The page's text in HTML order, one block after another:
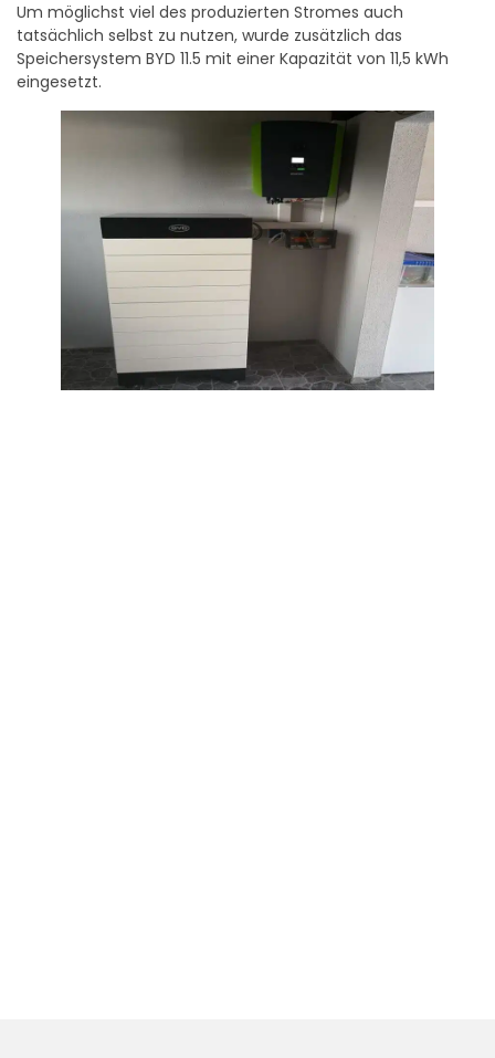
Um möglichst viel des produzierten Stromes auch
tatsächlich selbst zu nutzen, wurde zusätzlich das
Speichersystem BYD 11.5 mit einer Kapazität von 11,5 kWh
eingesetzt.